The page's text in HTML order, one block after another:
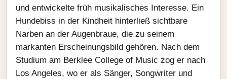
und entwickelte früh musikalisches Interesse. Ein
Hundebiss in der Kindheit hinterließ sichtbare
Narben an der Augenbraue, die zu seinem
markanten Erscheinungsbild gehören. Nach dem
Studium am Berklee College of Music zog er nach
Los Angeles, wo er als Sänger, Songwriter und